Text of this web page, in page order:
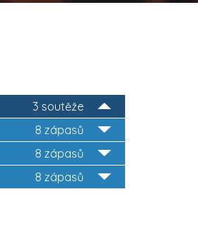
3 soutěže
8 zápasů
8 zápasů
8 zápasů